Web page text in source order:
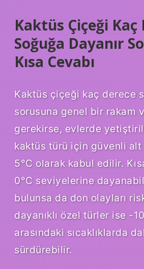
Kaktüs Çiçeği Kaç
Soğuğa Dayanır
Kısa Cevabı
Kaktüs çiçeği kaç derece
sorusuna genel bir rakam
gerekirse, evlerde
kaktüs türü için güvenli alt
5°C olarak kabul edilir.
0°C seviyelerine
bulunsa da don olayları
dayanıklı özel türler ise -
arasındaki sıcaklıklarda
sürdürebilir.